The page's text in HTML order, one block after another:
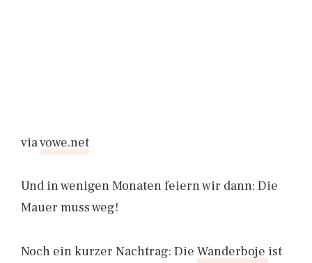
viavowe.net
Und in wenigen Monaten feiern wir dann: Die
Mauer muss weg!
Noch ein kurzer Nachtrag: Die Wanderboje ist